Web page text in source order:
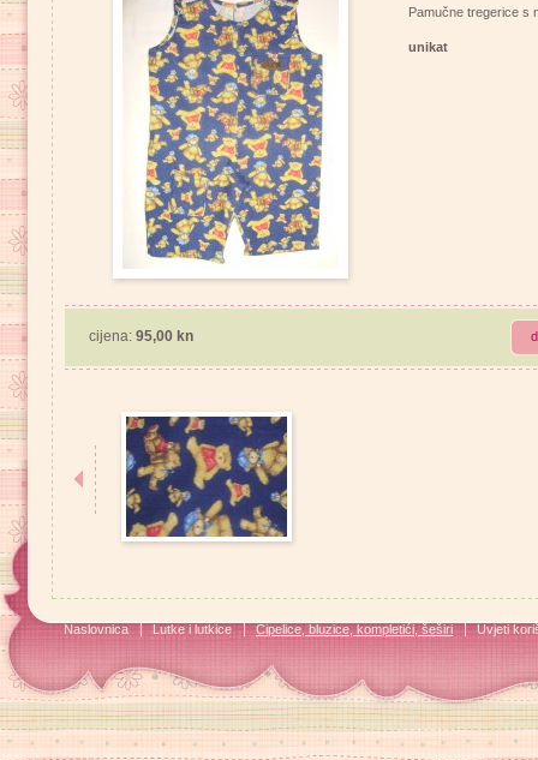
Pamučne tregerice s
unikat
cijena: 95,00 kn
Naslovnica Lutke i lutkice Cipelice, bluzice, kompletići, šeširi Uvjeti